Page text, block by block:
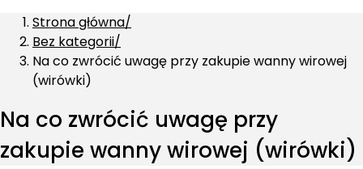
Strona główna
Bez kategorii
Na co zwrócić uwagę przy zakupie wanny wirowej
(wirówki)
Na co zwrócić uwagę przy
zakupie wanny wirowej (wirówki)